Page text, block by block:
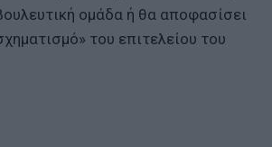
ομάδα ή θα αποφασίσει
του επιτελείου του